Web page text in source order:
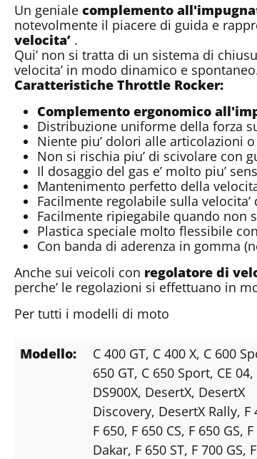
Un geniale complemento
notevolmente il piacere di guida e
velocita’ .
Qui’ non si tratta di un sistema di
velocita’ in modo dinamico e
Caratteristiche Throttle Rocker:
Complemento ergonomico
Distribuzione uniforme della forza
Niente piu’ dolori alle articolazioni
Non si rischia piu’ di scivolare con
Il dosaggio del gas e’ molto piu’
Mantenimento perfetto della
Facilmente regolabile sulla velocita’
Facilmente ripiegabile quando non
Plastica speciale molto flessibile
Con banda di aderenza in gomma
Anche sui veicoli con regolatore di
perche’ le regolazioni si effettuano in
Per tutti i modelli di moto
Modello: C 400 GT, C 400 X, C 600
650 GT, C 650 Sport, CE 04,
DS900X, DesertX, DesertX
Discovery, DesertX Rally, F
F 650, F 650 CS, F 650 GS,
Dakar, F 650 ST, F 700 GS,